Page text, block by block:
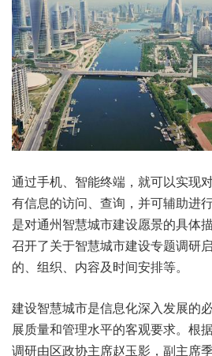
通过手机、智能终端，就可以实现
有信息的访问、查询，并可辅助进
是对通州智慧城市建设愿景的具体
召开了关于智慧城市建设专题调研
的、组织、内容及时间安排等。
建设智慧城市是信息化深入发展的
展质量和管理水平的客观要求。根
调研由区政协主席赵玉影，副主席